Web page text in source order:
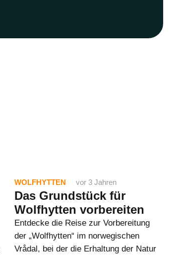
WOLFHYTTEN vor 3 Jahren
Das Grundstück für
Wolfhytten vorbereiten
Entdecke die Reise zur Vorbereitung
der „Wolfhytten“ im norwegischen
Vrådal, bei der die Erhaltung der Natur